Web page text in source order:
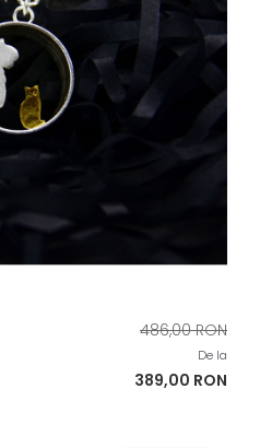
Pret
baza
486,00 RON
De la
Pret
389,00 RON